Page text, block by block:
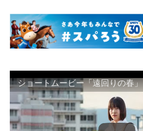
ショートムービー「遠回りの春」